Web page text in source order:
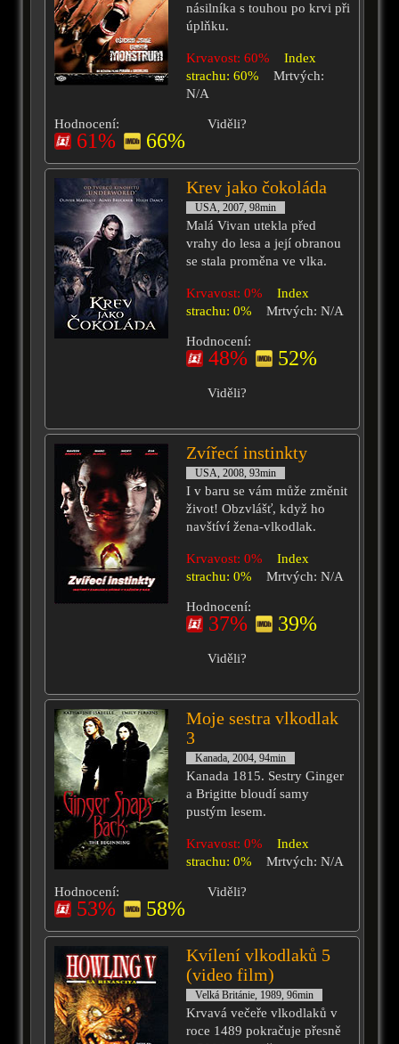
násilníka s touhou po krvi při
úplňku.
Krvavost: 60%
Index
strachu: 60%
Mrtvých:
N/A
Hodnocení:
61% 66%
Viděli?
Krev jako čokoláda
USA, 2007, 98min
Malá Vivan utekla před
vrahy do lesa a její obranou
se stala proměna ve vlka.
Krvavost: 0%
Index
strachu: 0%
Mrtvých: N/A
Hodnocení:
48% 52%
Viděli?
Zvířecí instinkty
USA, 2008, 93min
I v baru se vám může změnit
život! Obzvlášť, když ho
navštíví žena-vlkodlak.
Krvavost: 0%
Index
strachu: 0%
Mrtvých: N/A
Hodnocení:
37% 39%
Viděli?
Moje sestra vlkodlak
3
Kanada, 2004, 94min
Kanada 1815. Sestry Ginger
a Brigitte bloudí samy
pustým lesem.
Krvavost: 0%
Index
strachu: 0%
Mrtvých: N/A
Hodnocení:
53% 58%
Viděli?
Kvílení vlkodlaků 5
(video film)
Velká Británie, 1989, 96min
Krvavá večeře vlkodlaků v
roce 1489 pokračuje přesně